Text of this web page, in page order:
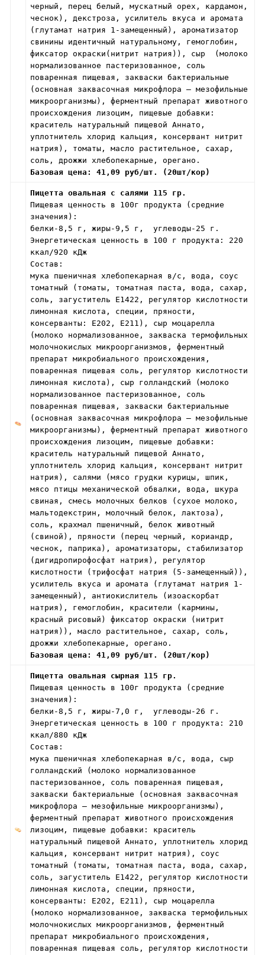
черный, перец белый, мускатный орех, кардамон,
чеснок), декстроза, усилитель вкуса и аромата
(глутамат натрия 1-замещенный), ароматизатор
свинины идентичный натуральному, гемоглобин,
фиксатор окраски(нитрит натрия)), сыр (молоко
нормализованное пастеризованное, соль
поваренная пищевая, закваски бактериальные
(основная заквасочная микрофлора – мезофильные
микроорганизмы), ферментный препарат животного
происхождения лизоцим, пищевые добавки:
краситель натуральный пищевой Аннато,
уплотнитель хлорид кальция, консервант нитрит
натрия), томаты, масло растительное, сахар,
соль, дрожжи хлебопекарные, орегано.
Базовая цена: 41,09 руб/шт. (20шт/кор)
Пицетта овальная с салями 115 гр.
Пищевая ценность в 100г продукта (средние
значения):
белки-8,5 г, жиры-9,5 г, углеводы-25 г.
Энергетическая ценность в 100 г продукта: 220
ккал/920 кДж
Состав:
мука пшеничная хлебопекарная в/с, вода, соус
томатный (томаты, томатная паста, вода, сахар,
соль, загуститель Е1422, регулятор кислотности
лимонная кислота, специи, пряности,
консерванты: Е202, Е211), сыр моцарелла
(молоко нормализованное, закваска термофильных
молочнокислых микроорганизмов, ферментный
препарат микробиального происхождения,
поваренная пищевая соль, регулятор кислотности
лимонная кислота), сыр голландский (молоко
нормализованное пастеризованное, соль
поваренная пищевая, закваски бактериальные
(основная заквасочная микрофлора – мезофильные
микроорганизмы), ферментный препарат животного
происхождения лизоцим, пищевые добавки:
краситель натуральный пищевой Аннато,
уплотнитель хлорид кальция, консервант нитрит
натрия), салями (мясо грудки курицы, шпик,
мясо птицы механической обвалки, вода, шкура
свиная, смесь молочных белков (сухое молоко,
мальтодекстрин, молочный белок, лактоза),
соль, крахмал пшеничный, белок животный
(свиной), пряности (перец черный, кориандр,
чеснок, паприка), ароматизаторы, стабилизатор
(дигидропирофосфат натрия), регулятор
кислотности (трифосфат натрия (5-замещенный)),
усилитель вкуса и аромата (глутамат натрия 1-
замещенный), антиокислитель (изоаскорбат
натрия), гемоглобин, красители (кармины,
красный рисовый) фиксатор окраски (нитрит
натрия)), масло растительное, сахар, соль,
дрожжи хлебопекарные, орегано.
Базовая цена: 41,09 руб/шт. (20шт/кор)
Пицетта овальная сырная 115 гр.
Пищевая ценность в 100г продукта (средние
значения):
белки-8,5 г, жиры-7,0 г, углеводы-26 г.
Энергетическая ценность в 100 г продукта: 210
ккал/880 кДж
Состав:
мука пшеничная хлебопекарная в/с, вода, сыр
голландский (молоко нормализованное
пастеризованное, соль поваренная пищевая,
закваски бактериальные (основная заквасочная
микрофлора – мезофильные микроорганизмы),
ферментный препарат животного происхождения
лизоцим, пищевые добавки: краситель
натуральный пищевой Аннато, уплотнитель хлорид
кальция, консервант нитрит натрия), соус
томатный (томаты, томатная паста, вода, сахар,
соль, загуститель Е1422, регулятор кислотности
лимонная кислота, специи, пряности,
консерванты: Е202, Е211), сыр моцарелла
(молоко нормализованное, закваска термофильных
молочнокислых микроорганизмов, ферментный
препарат микробиального происхождения,
поваренная пищевая соль, регулятор кислотности